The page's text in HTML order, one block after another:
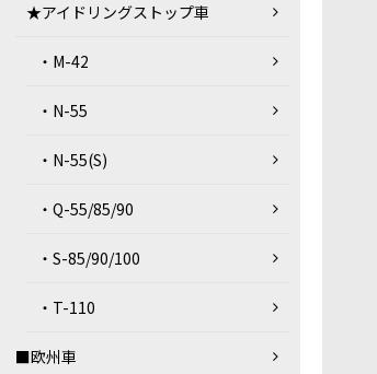
★アイドリングストップ車
・M-42
・N-55
・N-55(S)
・Q-55/85/90
・S-85/90/100
・T-110
■欧州車